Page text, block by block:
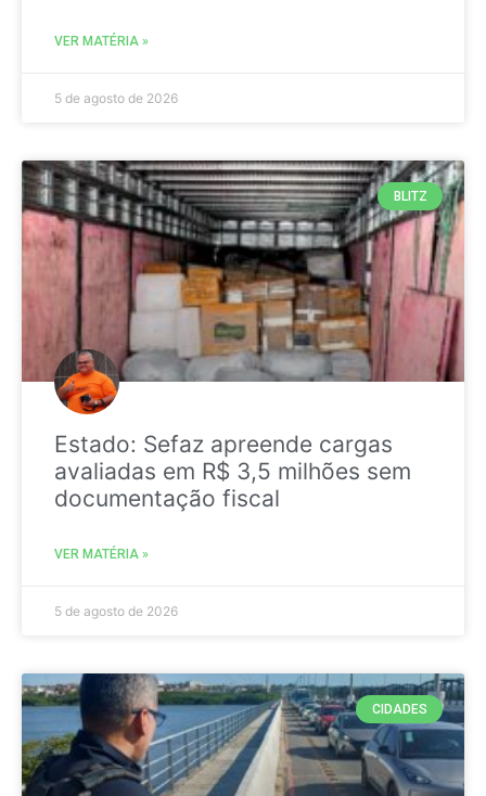
VER MATÉRIA »
5 de agosto de 2026
BLITZ
Estado: Sefaz apreende cargas
avaliadas em R$ 3,5 milhões sem
documentação fiscal
VER MATÉRIA »
5 de agosto de 2026
CIDADES